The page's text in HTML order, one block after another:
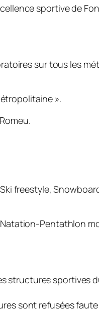
sportive de
sur tous les
».
freestyle,
Pentathlon
structures sportives
sont refusées